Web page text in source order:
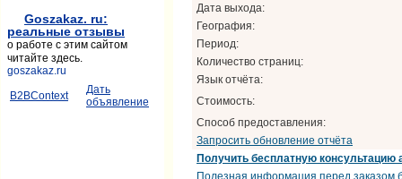
Дата выхода:
География:
Период:
Количество страниц:
Язык отчёта:
Стоимость:
Способ предоставления:
Запросить обновление отчёта
Получить бесплатную консультацию
Полезная информация перед заказом
Goszakaz. ru:
реальные отзывы
о работе с этим сайтом
читайте здесь.
goszakaz.ru
B2BContext
Дать
объявление